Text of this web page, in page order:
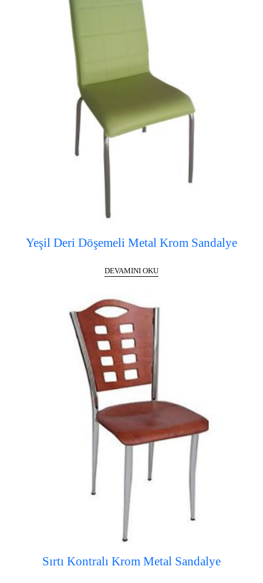
Yeşil Deri Döşemeli Metal Krom Sandalye
DEVAMINI OKU
Sırtı Kontralı Krom Metal Sandalye